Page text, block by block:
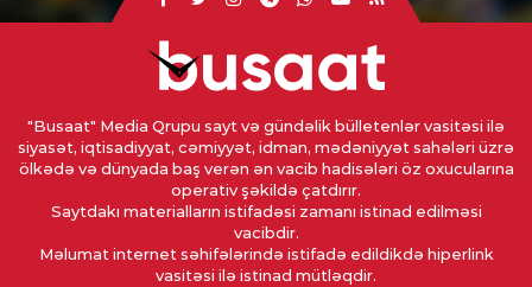
"Busaat" Media Qrupu sayt və gündəlik bülletenlər vasitəsi ilə
siyasət, iqtisadiyyat, cəmiyyət, idman, mədəniyyət sahələri üzrə
ölkədə və dünyada baş verən ən vacib hadisələri öz oxucularına
operativ şəkildə çatdırır.
Saytdakı materialların istifadəsi zamanı istinad edilməsi
vacibdir.
Məlumat internet səhifələrində istifadə edildikdə hiperlink
vasitəsi ilə istinad mütləqdir.